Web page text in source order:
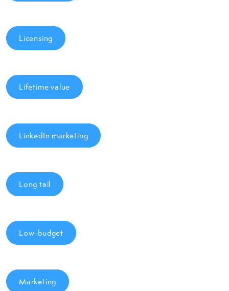
Licensing
Lifetime value
LinkedIn marketing
Long tail
Low-budget
Marketing